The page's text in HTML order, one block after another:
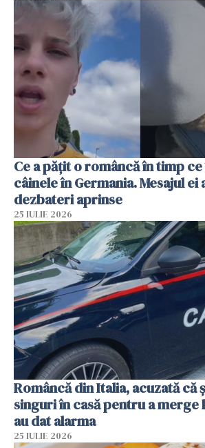
Ce a pățit o româncă în timp
câinele în Germania. Mesajul ei
dezbateri aprinse
25 IULIE 2026
Româncă din Italia, acuzată că
singuri în casă pentru a merge
au dat alarma
25 IULIE 2026